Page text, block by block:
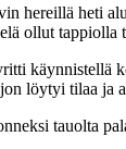
hereillä heti
ollut tappiolla
käynnistellä
löytyi tilaa ja
tauolta